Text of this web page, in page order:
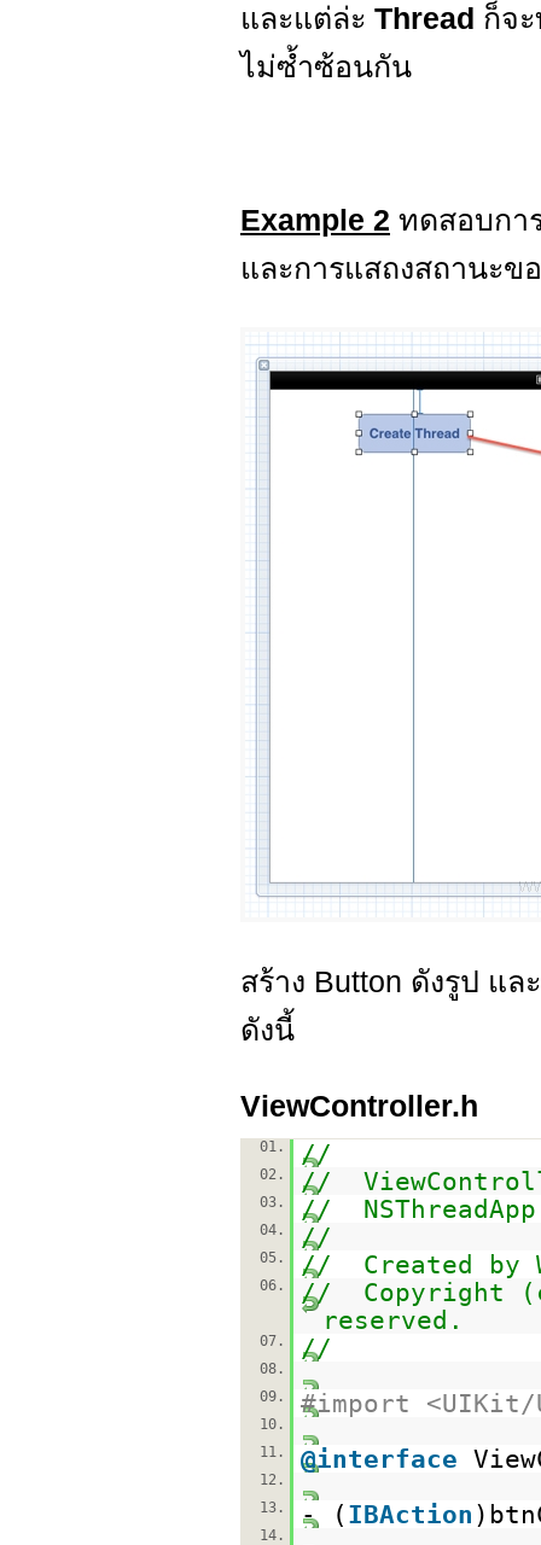
และแต่ล่ะ Thread ก็จ
ไม่ซ้ำซ้อนกัน
Example 2 ทดสอบกา
และการแสถงสถานะข
สร้าง Button ดังรูป แ
ดังนี้
ViewController.h
01. //
02. //
03. // NSThreadApp
04. //
05. // Created by
06.
// Copyright
reserved.
07. //
08.
09.
#import
10.
11.
@interface
12.
13.
- ( IBAction
14.